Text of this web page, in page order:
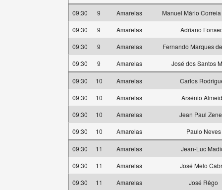
09:30 9 Amarelas
Manuel Mário
09:30
9 Amarelas
Adriano
09:30
9 Amarelas
Fernando Marques
09:30
9 Amarelas José dos Santos
09:30 10 Amarelas
Carlos
09:30
10 Amarelas
Arsénio
09:30
10 Amarelas
Jean Paul
09:30
10 Amarelas Paulo Neves
09:30 11 Amarelas
Jean-Luc
09:30
11 Amarelas
José Melo
09:30
11 Amarelas
José Rêgo